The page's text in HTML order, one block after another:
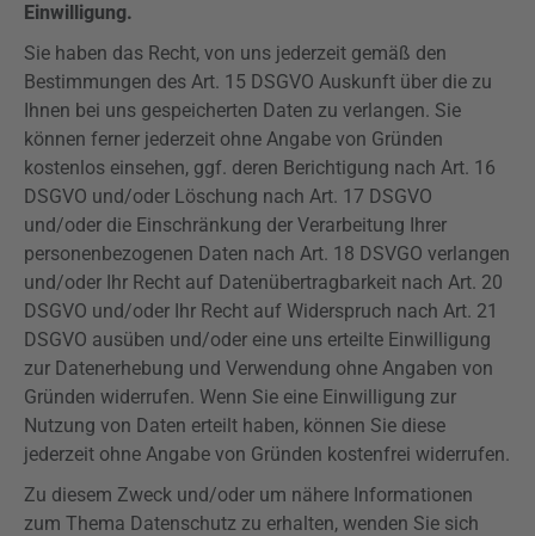
Einwilligung.
Sie haben das Recht, von uns jederzeit gemäß den
Bestimmungen des Art. 15 DSGVO Auskunft über die zu
Ihnen bei uns gespeicherten Daten zu verlangen. Sie
können ferner jederzeit ohne Angabe von Gründen
kostenlos einsehen, ggf. deren Berichtigung nach Art. 16
DSGVO und/oder Löschung nach Art. 17 DSGVO
und/oder die Einschränkung der Verarbeitung Ihrer
personenbezogenen Daten nach Art. 18 DSVGO verlangen
und/oder Ihr Recht auf Datenübertragbarkeit nach Art. 20
DSGVO und/oder Ihr Recht auf Widerspruch nach Art. 21
DSGVO ausüben und/oder eine uns erteilte Einwilligung
zur Datenerhebung und Verwendung ohne Angaben von
Gründen widerrufen. Wenn Sie eine Einwilligung zur
Nutzung von Daten erteilt haben, können Sie diese
jederzeit ohne Angabe von Gründen kostenfrei widerrufen.
Zu diesem Zweck und/oder um nähere Informationen
zum Thema Datenschutz zu erhalten, wenden Sie sich